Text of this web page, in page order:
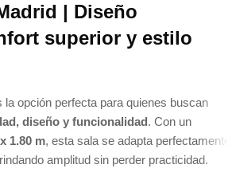
| Diseño
superior y estilo
la opción perfecta para quienes buscan
diseño y funcionalidad. Con un
1.80 m, esta sala se adapta perfectamente
amplitud sin perder practicidad.